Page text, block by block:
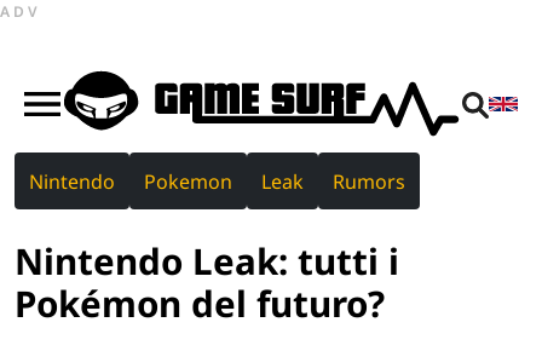
ADV
Nintendo Pokemon Leak Rumors
Nintendo Leak: tutti i
Pokémon del futuro?